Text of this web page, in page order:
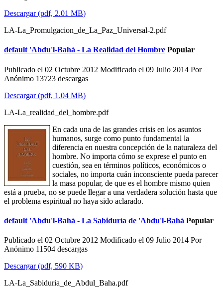
Descargar(pdf, 2.01 MB)
LA-La_Promulgacion_de_La_Paz_Universal-2.pdf
default 'Abdu'l-Bahá - La Realidad del Hombre Popular
Publicado el 02 Octubre 2012 Modificado el 09 Julio 2014 Por
Anónimo 13723 descargas
Descargar(pdf, 1.04 MB)
LA-La_realidad_del_hombre.pdf
En cada una de las grandes crisis en los asuntos
humanos, surge como punto fundamental la
diferencia en nuestra concepción de la naturaleza del
hombre. No importa cómo se exprese el punto en
cuestión, sea en términos políticos, económicos o
sociales, no importa cuán inconsciente pueda parecer
la masa popular, de que es el hombre mismo quien
está a prueba, no se puede llegar a una verdadera solución hasta que
el problema espiritual no haya sido aclarado.
default 'Abdu'l-Bahá - La Sabiduría de 'Abdu'l-Bahá Popular
Publicado el 02 Octubre 2012 Modificado el 09 Julio 2014 Por
Anónimo 11504 descargas
Descargar(pdf, 590 KB)
LA-La_Sabiduria_de_Abdul_Baha.pdf